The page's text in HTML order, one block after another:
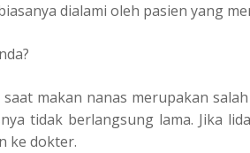
dialami oleh pasien yang
saat makan nanas merupakan
tidak berlangsung lama. Jika
ke dokter.